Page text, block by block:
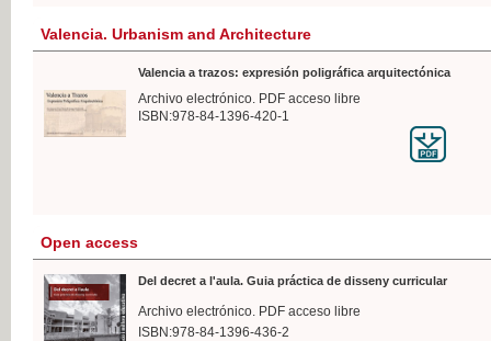
Valencia. Urbanism and Architecture
Valencia a trazos: expresión poligráfica arquitectónica
Archivo electrónico. PDF acceso libre
ISBN:978-84-1396-420-1
Open access
Del decret a l'aula. Guia práctica de disseny curricular
Archivo electrónico. PDF acceso libre
ISBN:978-84-1396-436-2